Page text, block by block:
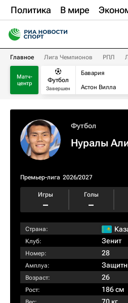
Политика В мире
Главное Лига Чемпионов РПЛ
Матч-
центр
Футбол
Завершен
Бавария
Астон Вилла
Футбол
Нуралы
Премьер-лига 2026/2027
Игры
–
Голы
–
Страна:
Клуб: Зенит
Номер: 28
Амплуа:
Возраст: 26
Рост: 186 см